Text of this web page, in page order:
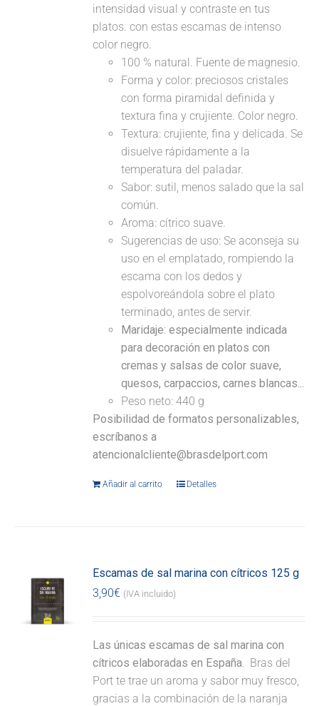
intensidad visual y contraste en tus
platos. con estas escamas de intenso
color negro.
100 % natural. Fuente de magnesio.
Forma y color: preciosos cristales
con forma piramidal definida y
textura fina y crujiente. Color negro.
Textura: crujiente, fina y delicada. Se
disuelve rápidamente a la
temperatura del paladar.
Sabor: sutil, menos salado que la sal
común.
Aroma: cítrico suave.
Sugerencias de uso: Se aconseja su
uso en el emplatado, rompiendo la
escama con los dedos y
espolvoreándola sobre el plato
terminado, antes de servir.
Maridaje: especialmente indicada
para decoración en platos con
cremas y salsas de color suave,
quesos, carpaccios, carnes blancas...
Peso neto: 440 g
Posibilidad de formatos personalizables,
escríbanos a
atencionalcliente@brasdelport.com
Añadir al carrito Detalles
Escamas de sal marina con cítricos 125 g
3,90€ (IVA incluido)
Las únicas escamas de sal marina con
cítricos elaboradas en España. Bras del
Port te trae un aroma y sabor muy fresco,
gracias a la combinación de la naranja